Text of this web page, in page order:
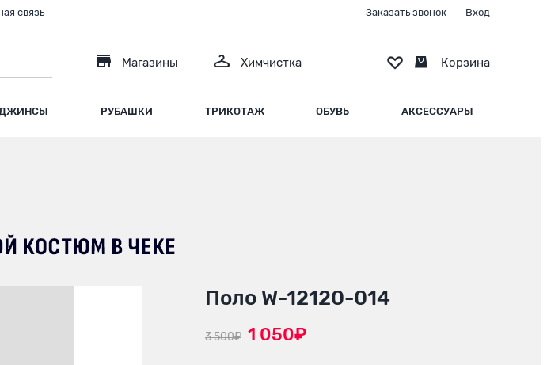
РУБАШКИ ТРИКОТАЖ ОБУВЬ АКСЕССУАРЫ
Магазины Химчистка
связь Заказать звонок Вход
Корзина
Поло W-12120-014
3 500₽ 1 050₽